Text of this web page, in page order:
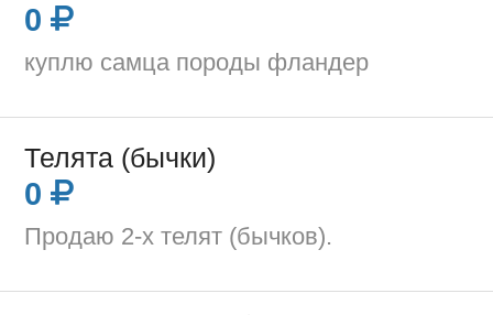
0
куплю самца породы фландер
Телята (бычки)
0
Продаю 2-х телят (бычков).